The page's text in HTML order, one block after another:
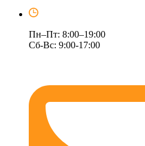
Пн–Пт: 8:00–19:00
Сб-Вс: 9:00-17:00